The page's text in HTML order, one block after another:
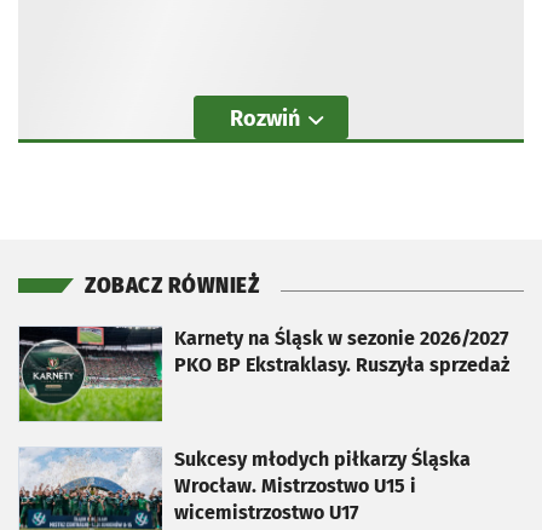
Rozwiń
ZOBACZ RÓWNIEŻ
Karnety na Śląsk w sezonie 2026/2027
PKO BP Ekstraklasy. Ruszyła sprzedaż
otworzy się w nowej karcie
Sukcesy młodych piłkarzy Śląska
Wrocław. Mistrzostwo U15 i
wicemistrzostwo U17
otworzy się w nowej karcie